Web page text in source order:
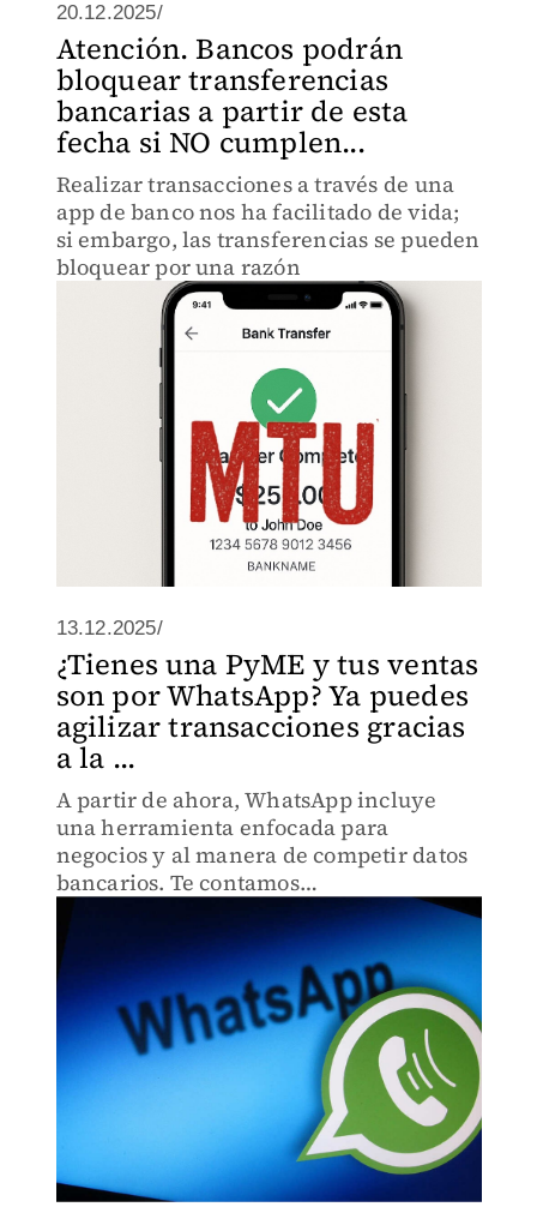
20.12.2025/
Atención. Bancos podrán
bloquear transferencias
bancarias a partir de esta
fecha si NO cumplen...
Realizar transacciones a través de una
app de banco nos ha facilitado de vida;
si embargo, las transferencias se pueden
bloquear por una razón
13.12.2025/
¿Tienes una PyME y tus ventas
son por WhatsApp? Ya puedes
agilizar transacciones gracias
a la ...
A partir de ahora, WhatsApp incluye
una herramienta enfocada para
negocios y al manera de competir datos
bancarios. Te contamos…